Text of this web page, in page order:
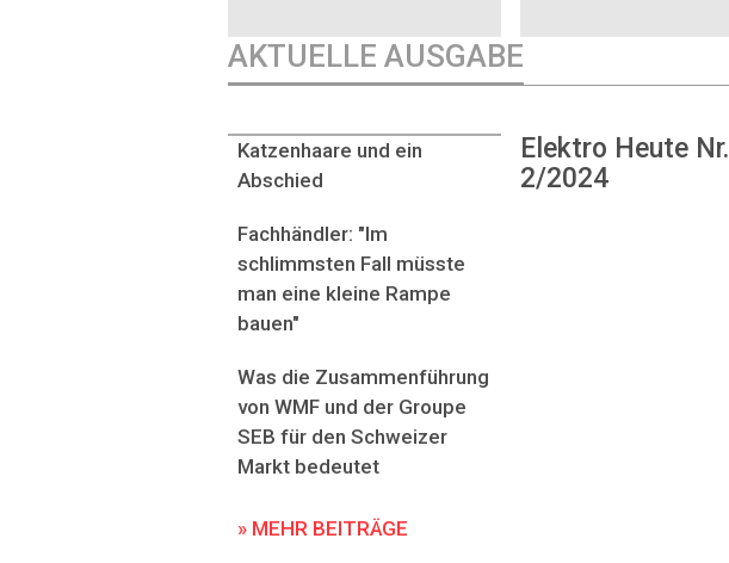
AKTUELLE AUSGABE
Elektro Heute Nr.
2/2024
Katzenhaare und ein
Abschied
Fachhändler: "Im
schlimmsten Fall müsste
man eine kleine Rampe
bauen"
Was die Zusammenführung
von WMF und der Groupe
SEB für den Schweizer
Markt bedeutet
» MEHR BEITRÄGE